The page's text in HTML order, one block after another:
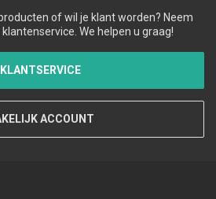
of wil je klant worden? Neem
We helpen u graag!
KLANTSERVICE
ACCOUNT